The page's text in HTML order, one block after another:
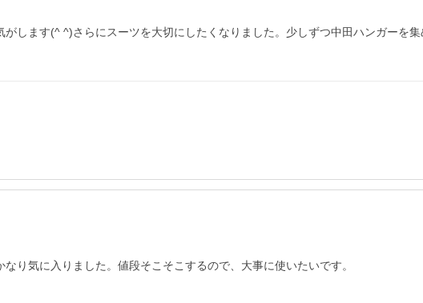
します(^ ^)さらにスーツを大切にしたくなりました。少しずつ中田ハンガーを
り気に入りました。値段そこそこするので、大事に使いたいです。